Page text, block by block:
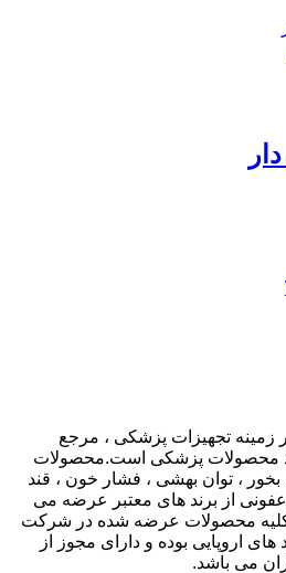
زمینه تجهیزات پزشکی ، مرجع
محصولات پزشکی است.محصولات
بخور ، توان بهشی ، فشار خون ، قند
از برند های معتبر عرضه می
کلیه محصولات عرضه شده در شرکت
اروپایی بوده و دارای مجوز از
می باشد.